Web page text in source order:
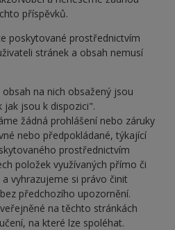
příspěvků.
poskytované prostřednictvím
stránek a obsah nemusí
na nich obsažený jsou
jak jsou k dispozici".
žádná prohlášení nebo záruky
nebo předpokládané, týkající
prostřednictvím
položek využívaných přímo či
vyhrazujeme si právo činit
předchozího upozornění.
na těchto stránkách
na které lze spoléhat.